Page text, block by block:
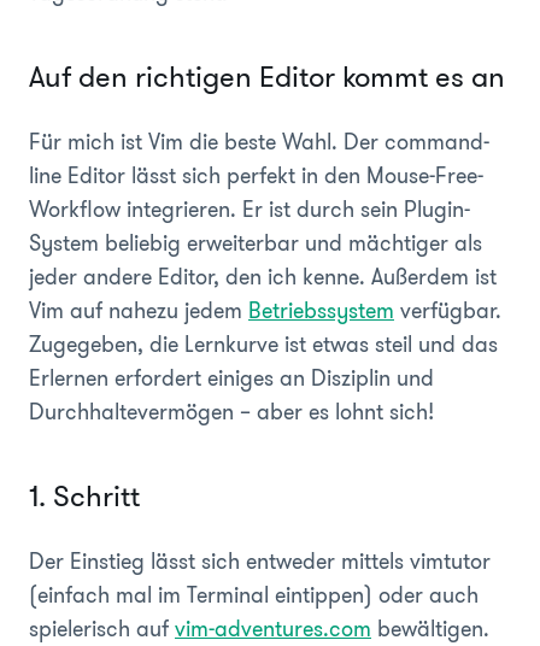
Auf den richtigen Editor kommt es an
Für mich ist Vim die beste Wahl. Der command-
line Editor lässt sich perfekt in den Mouse-Free-
Workflow integrieren. Er ist durch sein Plugin-
System beliebig erweiterbar und mächtiger als
jeder andere Editor, den ich kenne. Außerdem ist
Vim auf nahezu jedem Betriebssystem verfügbar.
Zugegeben, die Lernkurve ist etwas steil und das
Erlernen erfordert einiges an Disziplin und
Durchhaltevermögen – aber es lohnt sich!
1. Schritt
Der Einstieg lässt sich entweder mittelsvimtutor
(einfach mal im Terminal eintippen) oder auch
spielerisch aufvim-adventures.com bewältigen.